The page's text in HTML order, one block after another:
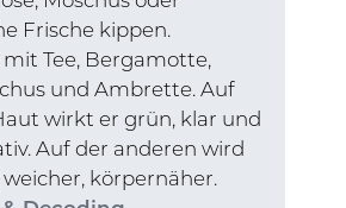
Frische kippen.
Tee, Bergamotte,
und Ambrette. Auf
wirkt er grün, klar und
Auf der anderen wird
körpernäher.